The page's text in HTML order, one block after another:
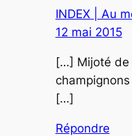
INDEX | Au
12 mai 2015
[…] Mijoté
[…]
Répondre